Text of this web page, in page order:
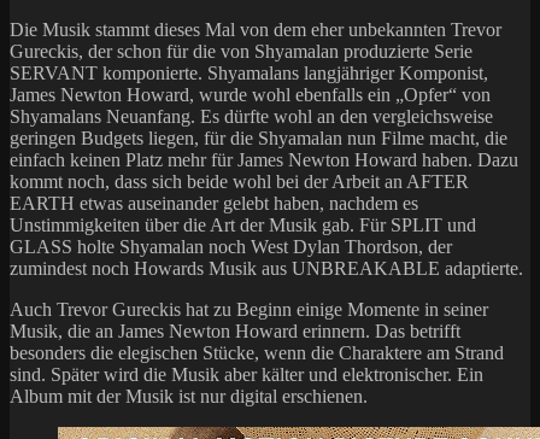
Die Musik stammt dieses Mal von dem eher unbekannten Trevor
Gureckis, der schon für die von Shyamalan produzierte Serie
SERVANT komponierte. Shyamalans langjähriger Komponist,
James Newton Howard, wurde wohl ebenfalls ein „Opfer“ von
Shyamalans Neuanfang. Es dürfte wohl an den vergleichsweise
geringen Budgets liegen, für die Shyamalan nun Filme macht, die
einfach keinen Platz mehr für James Newton Howard haben. Dazu
kommt noch, dass sich beide wohl bei der Arbeit an AFTER
EARTH etwas auseinander gelebt haben, nachdem es
Unstimmigkeiten über die Art der Musik gab. Für SPLIT und
GLASS holte Shyamalan noch West Dylan Thordson, der
zumindest noch Howards Musik aus UNBREAKABLE adaptierte.
Auch Trevor Gureckis hat zu Beginn einige Momente in seiner
Musik, die an James Newton Howard erinnern. Das betrifft
besonders die elegischen Stücke, wenn die Charaktere am Strand
sind. Später wird die Musik aber kälter und elektronischer. Ein
Album mit der Musik ist nur digital erschienen.